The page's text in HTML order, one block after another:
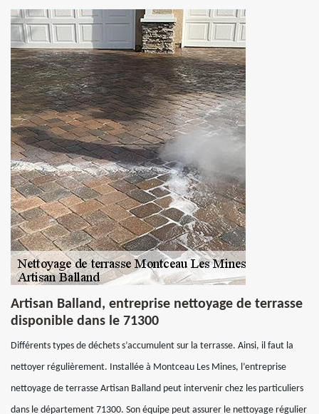
Artisan Balland, entreprise nettoyage de terrasse
disponible dans le 71300
Différents types de déchets s’accumulent sur la terrasse. Ainsi, il faut la
nettoyer régulièrement. Installée à Montceau Les Mines, l’entreprise
nettoyage de terrasse Artisan Balland peut intervenir chez les particuliers
dans le département 71300. Son équipe peut assurer le nettoyage régulier